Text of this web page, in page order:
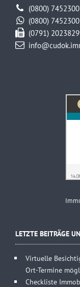
(0800) 7452300
(0800) 7452300
(0791)
LETZTE BEITRÄGE
Virtuelle
Ort-Termine
Checkliste